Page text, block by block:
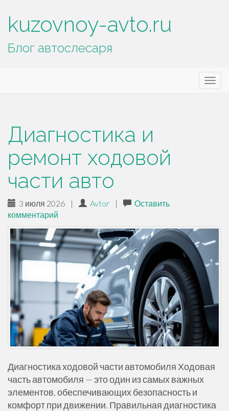
kuzovnoy-avto.ru
Блог автослесаря
Диагностика и
ремонт ходовой
части авто
3 июля 2026 | Avtor |
Оставить
комментарий
Диагностика ходовой части автомобиля Ходовая
часть автомобиля — это один из самых важных
элементов, обеспечивающих безопасность и
комфорт при движении. Правильная диагностика